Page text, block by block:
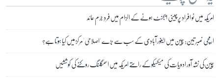
امریکہ میں نو افراد پر چینی ایجنٹ ہونے کے الزام میں فردِ جرم عائد
ارمچی نمبر تین: چین میں ایغور آبادی کے سب سے بڑے 'اصلاحی' مرکز میں کیا ہوتا ہے؟
چین کی نشہ آور ادویات کی میکسیکو کے راستے امریکہ میں اسمگلنگ روکنے کی کوششیں